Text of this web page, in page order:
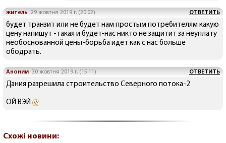
житель 29 жовтня 2019 г. (20:02) ОТВЕТИТЬ
будет транзит или не будет нам простым потребителям какую
цену напишут -такая и будет-нас никто не защитит за неуплату
необоснованной цены-борьба идет как с нас больше
ободрать.
Аноним 30 жовтня 2019 г. (15:11) ОТВЕТИТЬ
Дания разрешила строительство Северного потока-2
ОЙ ВЭЙ
Схожі новини: